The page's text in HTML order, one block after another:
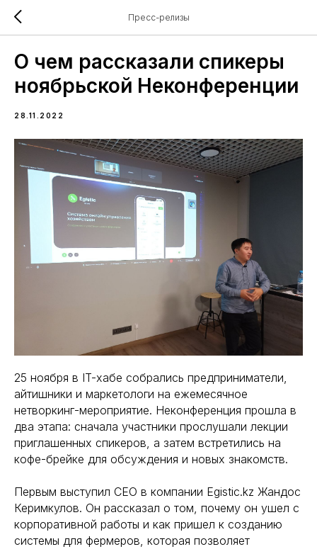
Пресс-релизы
О чем рассказали спикеры
ноябрьской Неконференции
28.11.2022
25 ноября в IT-хабе собрались предприниматели,
айтишники и маркетологи на ежемесячное
нетворкинг-мероприятие. Неконференция прошла в
два этапа: сначала участники прослушали лекции
приглашенных спикеров, а затем встретились на
кофе-брейке для обсуждения и новых знакомств.
Первым выступил CEO в компании Egistic.kz Жандос
Керимкулов. Он рассказал о том, почему он ушел с
корпоративной работы и как пришел к созданию
системы для фермеров, которая позволяет